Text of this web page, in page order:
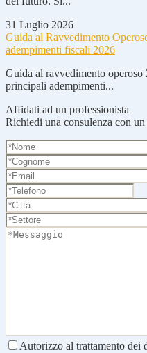
31 Luglio 2026
Guida al Ravvedimento
adempimenti fiscali 2026
Guida al ravvedimento
principali adempimenti...
Affidati ad un professionista
Richiedi una consulenza con un
Autorizzo al trattamento dei